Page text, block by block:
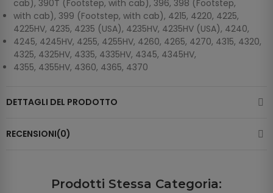
cab), 390T (Footstep, with cab), 396, 398 (Footstep,
with cab), 399 (Footstep, with cab), 4215, 4220, 4225,
4225HV, 4235, 4235 (USA), 4235HV, 4235HV (USA), 4240,
4245, 4245HV, 4255, 4255HV, 4260, 4265, 4270, 4315, 4320,
4325, 4325HV, 4335, 4335HV, 4345, 4345HV,
4355, 4355HV, 4360, 4365, 4370
DETTAGLI DEL PRODOTTO
RECENSIONI(0)
Prodotti Stessa Categoria: